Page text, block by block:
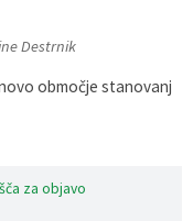
Destrnik
območje stanovanj
za objavo